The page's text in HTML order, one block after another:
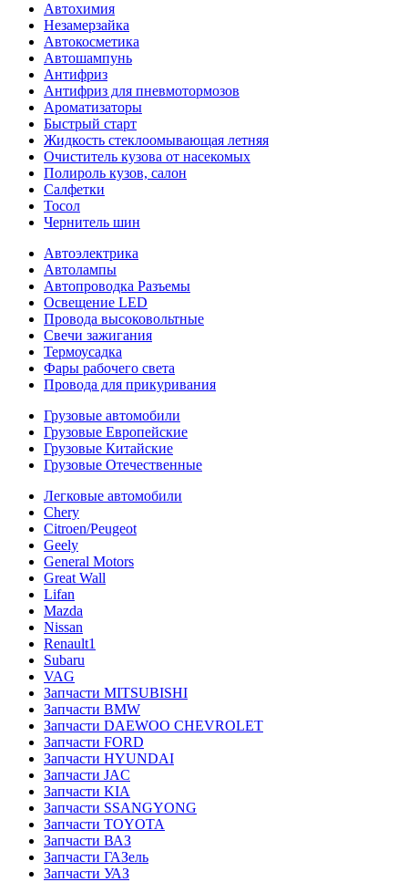
Автохимия
Незамерзайка
Автокосметика
Автошампунь
Антифриз
Антифриз для пневмотормозов
Ароматизаторы
Быстрый старт
Жидкость стеклоомывающая летняя
Очиститель кузова от насекомых
Полироль кузов, салон
Салфетки
Тосол
Чернитель шин
Автоэлектрика
Автолампы
Автопроводка Разъемы
Освещение LED
Провода высоковольтные
Свечи зажигания
Термоусадка
Фары рабочего света
Провода для прикуривания
Грузовые автомобили
Грузовые Европейские
Грузовые Китайские
Грузовые Отечественные
Легковые автомобили
Chery
Citroen/Peugeot
Geely
General Motors
Great Wall
Lifan
Mazda
Nissan
Renault1
Subaru
VAG
Запчасти MITSUBISHI
Запчасти BMW
Запчасти DAEWOO CHEVROLET
Запчасти FORD
Запчасти HYUNDAI
Запчасти JAC
Запчасти KIA
Запчасти SSANGYONG
Запчасти TOYOTA
Запчасти ВАЗ
Запчасти ГАЗель
Запчасти УАЗ